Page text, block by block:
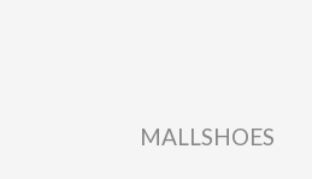
MALLSHOES